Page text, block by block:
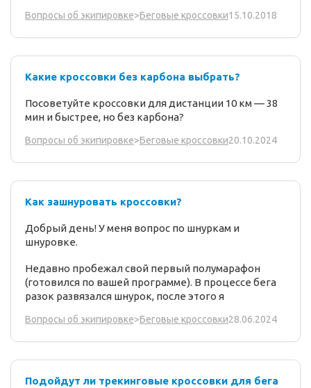
Вопросы об экипировке>Беговые кроссовки15.10.2018
Какие кроссовки без карбона выбрать?
Посоветуйте кроссовки для дистанции 10 км — 38
мин и быстрее, но без карбона?
Вопросы об экипировке>Беговые кроссовки20.10.2024
Как зашнуровать кроссовки?
Добрый день! У меня вопрос по шнуркам и
шнуровке.
Недавно пробежал свой первый полумарафон
(готовился по вашей программе). В процессе бега
разок развязался шнурок, после этого я
Вопросы об экипировке>Беговые кроссовки28.06.2024
Подойдут ли трекинговые кроссовки для бега